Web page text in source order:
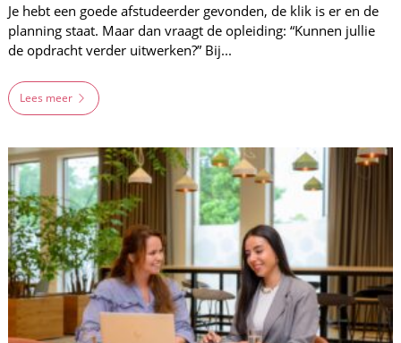
Je hebt een goede afstudeerder gevonden, de klik is er en de
planning staat. Maar dan vraagt de opleiding: “Kunnen jullie
de opdracht verder uitwerken?” Bij...
Lees meer